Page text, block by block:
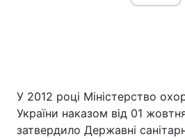
У 2012 році Міністерство
України наказом від 01
затвердило Державні